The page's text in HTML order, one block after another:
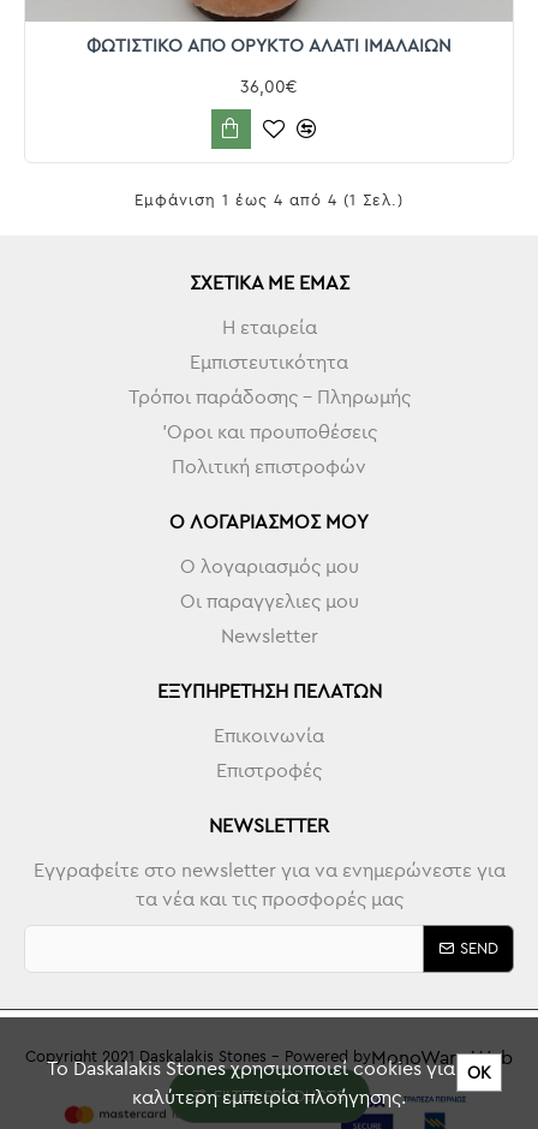
ΦΩΤΙΣΤΙΚΟ ΑΠΟ ΟΡΥΚΤΟ ΑΛΑΤΙ ΙΜΑΛΑΙΩΝ
36,00€
Εμφάνιση 1 έως 4 από 4 (1 Σελ.)
ΣΧΕΤΙΚΆ ΜΕ ΕΜΆΣ
Η εταιρεία
Εμπιστευτικότητα
Τρόποι παράδοσης - Πληρωμής
'Οροι και προυποθέσεις
Πολιτική επιστροφών
Ο ΛΟΓΑΡΙΑΣΜΌΣ ΜΟΥ
Ο λογαριασμός μου
Οι παραγγελιες μου
Newsletter
ΕΞΥΠΗΡΈΤΗΣΗ ΠΕΛΑΤΏΝ
Επικοινωνία
Επιστροφές
NEWSLETTER
Εγγραφείτε στο newsletter για να ενημερώνεστε για
τα νέα και τις προσφορές μας
SEND
Copyright 2021 Daskalakis Stones - Powered byMonoWare Web
ΟΚ
To Daskalakis Stones χρησιμοποιεί cookies για την
καλύτερη εμπειρία πλοήγησης.
FILTER PRODUCTS